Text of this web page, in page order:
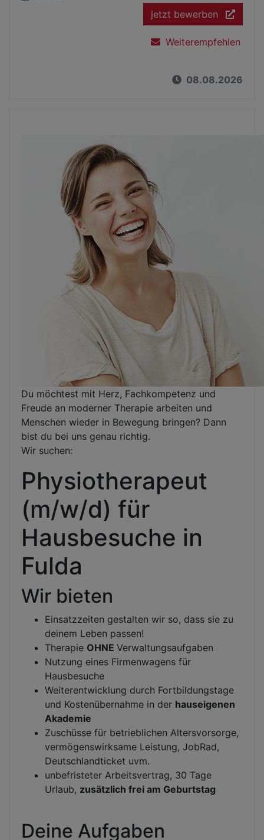
jetzt bewerben
Weiterempfehlen
08.08.2026
Du möchtest mit Herz, Fachkompetenz und
Freude an moderner Therapie arbeiten und
Menschen wieder in Bewegung bringen? Dann
bist du bei uns genau richtig.
Wir suchen:
Physiotherapeut
(m/w/d) für
Hausbesuche in
Fulda
Wir bieten
Einsatzzeiten gestalten wir so, dass sie zu
deinem Leben passen!
Therapie OHNE Verwaltungsaufgaben
Nutzung eines Firmenwagens für
Hausbesuche
Weiterentwicklung durch Fortbildungstage
und Kostenübernahme in der hauseigenen
Akademie
Zuschüsse für betrieblichen Altersvorsorge,
vermögenswirksame Leistung, JobRad,
Deutschlandticket uvm.
unbefristeter Arbeitsvertrag, 30 Tage
Urlaub, zusätzlich frei am Geburtstag
Deine Aufgaben